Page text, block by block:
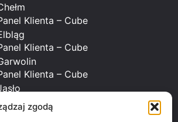
zgodą
Klienta – Cube
Klienta – Cube
Klienta – Cube
Panel Klienta – Cube
Czechów